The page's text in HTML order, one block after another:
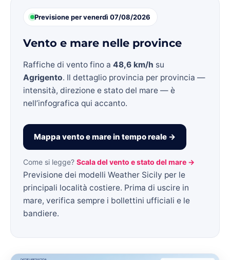
Previsione per venerdì 07/08/2026
Vento e mare nelle province
Raffiche di vento fino a 48,6 km/h su
Agrigento. Il dettaglio provincia per provincia —
intensità, direzione e stato del mare — è
nell’infografica qui accanto.
Mappa vento e mare in tempo reale →
Come si legge? Scala del vento e stato del mare →
Previsione dei modelli Weather Sicily per le
principali località costiere. Prima di uscire in
mare, verifica sempre i bollettini ufficiali e le
bandiere.